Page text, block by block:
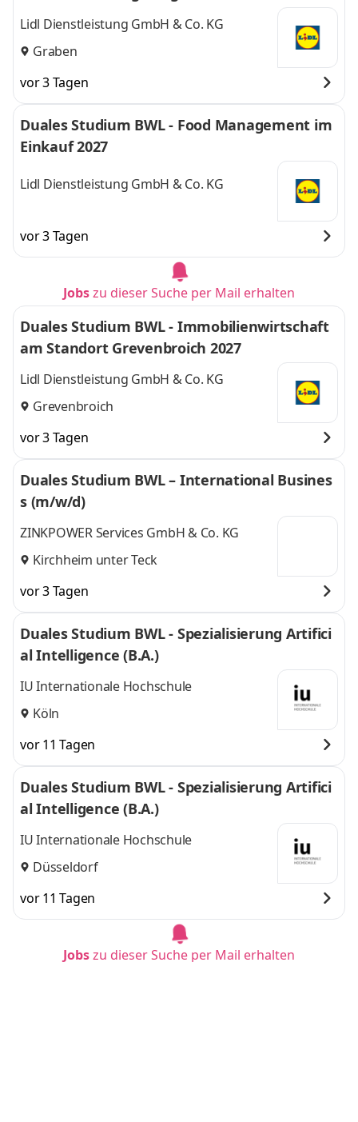
Lidl Dienstleistung GmbH & Co. KG
Graben
vor 3 Tagen
Duales Studium BWL - Food Management im
Einkauf 2027
Lidl Dienstleistung GmbH & Co. KG
vor 3 Tagen
Jobszu dieser Suche per Mail erhalten
Duales Studium BWL - Immobilienwirtschaft
am Standort Grevenbroich 2027
Lidl Dienstleistung GmbH & Co. KG
Grevenbroich
vor 3 Tagen
Duales Studium BWL – International Busines
s (m/w/d)
ZINKPOWER Services GmbH & Co. KG
Kirchheim unter Teck
vor 3 Tagen
Duales Studium BWL - Spezialisierung Artifici
al Intelligence (B.A.)
IU Internationale Hochschule
Köln
vor 11 Tagen
Duales Studium BWL - Spezialisierung Artifici
al Intelligence (B.A.)
IU Internationale Hochschule
Düsseldorf
vor 11 Tagen
Jobszu dieser Suche per Mail erhalten